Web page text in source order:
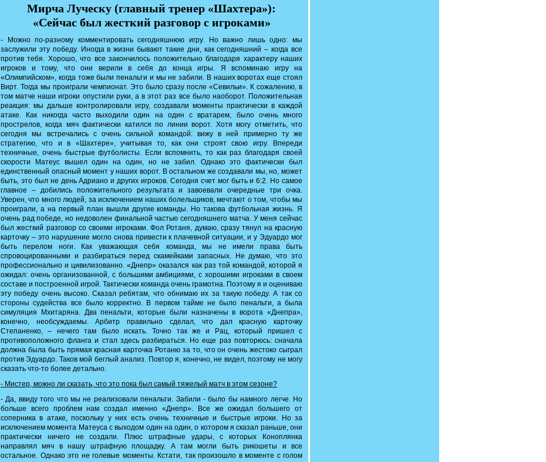
Мирча Луческу (главный тренер «Шахтера»):
«Сейчас был жесткий разговор с игроками»
- Можно по-разному комментировать сегодняшнюю игру. Но важно лишь одно: мы
заслужили эту победу. Иногда в жизни бывают такие дни, как сегодняшний – когда все
против тебя. Хорошо, что все закончилось положительно благодаря характеру наших
игроков и тому, что они верили в себя до конца игры. Я вспоминаю игру на
«Олимпийском», когда тоже были пенальти и мы не забили. В наших воротах еще стоял
Вирт. Тогда мы проиграли чемпионат. Это было сразу после «Севильи». К сожалению, в
том матче наши игроки опустили руки, а в этот раз все было наоборот. Положительная
реакция: мы дальше контролировали игру, создавали моменты практически в каждой
атаке. Как никогда часто выходили один на один с вратарем, было очень много
прострелов, когда мяч фактически катился по линии ворот. Хотя могу отметить, что
сегодня мы встречались с очень сильной командой: вижу в ней примерно ту же
стратегию, что и в «Шахтере», учитывая то, как они строят свою игру. Впереди
техничные, очень быстрые футболисты. Если вспомнить, то как раз благодаря своей
скорости Матеус вышел один на один, но не забил. Однако это фактически был
единственный опасный момент у наших ворот. В остальном же создавали мы, но, может
быть, это был не день Адриано и других игроков. Сегодня счет мог быть и 6:2. Но самое
главное – добились положительного результата и завоевали очередные три очка.
Уверен, что много людей, за исключением наших болельщиков, мечтают о том, чтобы мы
проиграли, а на первый план вышли другие команды. Но такова футбольная жизнь. Я
очень рад победе, но недоволен финальной частью сегодняшнего матча. У меня сейчас
был жесткий разговор со своими игроками. Фол Ротаня, думаю, сразу тянул на красную
карточку – это нарушение могло снова привести к плачевной ситуации, и у Эдуардо мог
быть перелом ноги. Как уважающая себя команда, мы не имели права быть
спровоцированными и разбираться перед скамейками запасных. Не думаю, что это
профессионально и цивилизованно. «Днепр» оказался как раз той командой, которой я
ожидал: очень организованной, с большими амбициями, с хорошими игроками в своем
составе и построенной игрой. Тактически команда очень грамотна. Поэтому я и оцениваю
эту победу очень высоко. Сказал ребятам, что обнимаю их за такую победу. А так со
стороны судейства все было корректно. В первом тайме не было пенальти, а была
симуляция Мхитаряна. Два пенальти, которые были назначены в ворота «Днепра»,
конечно, необсуждаемы. Арбитр правильно сделал, что дал красную карточку
Степаненко, – нечего там было искать. Точно так же и Рац, который пришел с
противоположного фланга и стал здесь разбираться. Но еще раз повторюсь: сначала
должна была быть прямая красная карточка Ротаню за то, что он очень жестоко сыграл
против Эдуардо. Таков мой беглый анализ. Повтор я, конечно, не видел, поэтому не могу
сказать что-то более детально.
- Мистер, можно ли сказать, что это пока был самый тяжелый матч в этом сезоне?
- Да, ввиду того что мы не реализовали пенальти. Забили - было бы намного легче. Но
больше всего проблем нам создал именно «Днепр». Все же ожидал большего от
соперника в атаке, поскольку у них есть очень техничные и быстрые игроки. Но за
исключением момента Матеуса с выходом один на один, о котором я сказал раньше, они
практически ничего не создали. Плюс штрафные удары, с которых Коноплянка
направлял мяч в нашу штрафную площадку. А там могли быть рикошеты и все
остальное. Однако это не голевые моменты. Кстати, так произошло в моменте с голом